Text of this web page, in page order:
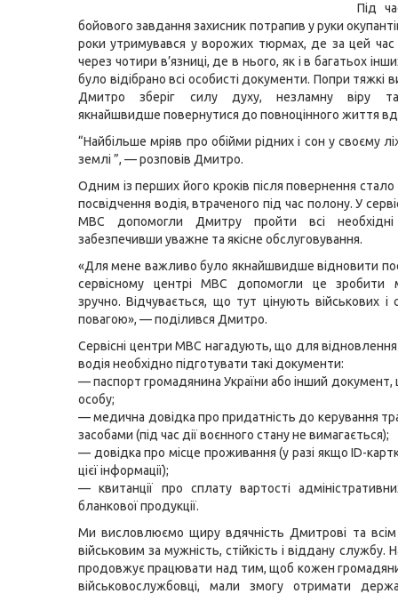
Під
бойового завдання захисник потрапив у руки
роки утримувався у ворожих тюрмах, де за цей час
через чотири в’язниці, де в нього, як і в багатьох
було відібрано всі особисті документи. Попри тяжкі
Дмитро зберіг силу духу, незламну віру та
якнайшвидше повернутися до повноцінного життя
“Найбільше мріяв про обійми рідних і сон у своєму
землі ”, — розповів Дмитро.
Одним із перших його кроків після повернення
посвідчення водія, втраченого під час полону. У
МВС допомогли Дмитру пройти всі необхідні
забезпечивши уважне та якісне обслуговування.
«Для мене важливо було якнайшвидше відновити
сервісному центрі МВС допомогли це зробити
зручно. Відчувається, що тут цінують військових і
повагою», — поділився Дмитро.
Сервісні центри МВС нагадують, що для відновлення
водія необхідно підготувати такі документи:
— паспорт громадянина України або інший документ,
особу;
— медична довідка про придатність до керування
засобами (під час дії воєнного стану не вимагається);
— довідка про місце проживання (у разі якщо ID-
цієї інформації);
— квитанції про сплату вартості
бланкової продукції.
Ми висловлюємо щиру вдячність Дмитрові та всім
військовим за мужність, стійкість і віддану службу.
продовжує працювати над тим, щоб кожен
військовослужбовці, мали змогу отримати